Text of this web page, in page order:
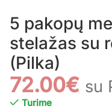
5 pakopų
stelažas su
(Pilka)
72.00€ su
Turime